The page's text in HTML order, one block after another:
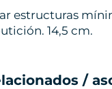
estructuras
14,5 cm.
/